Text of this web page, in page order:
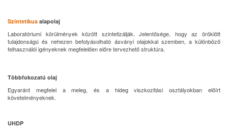
Szintetikus alapolaj
Laboratóriumi körülmények között szintetizálják. Jelentősége, hogy az öröklött
tulajdonságú és nehezen befolyásolható ásványi olajokkal szemben, a különböző
felhasználói igényeknek megfelelően előre tervezhető struktúra.
Többfokozatú olaj
Egyaránt megfelel a meleg, és a hideg viszkozitási osztályokban előírt
követelményeknek.
UHDP